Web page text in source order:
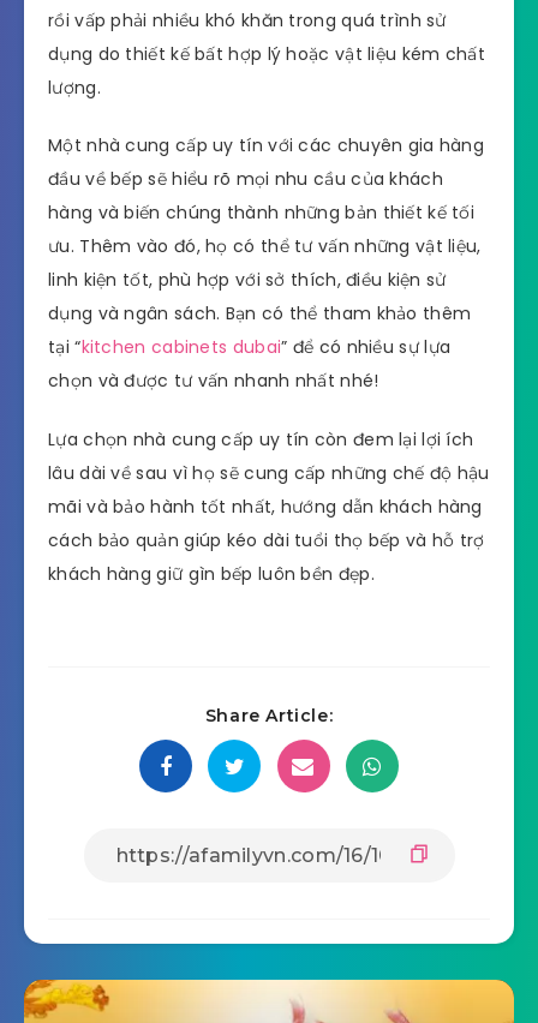
rồi vấp phải nhiều khó khăn trong quá trình sử
dụng do thiết kế bất hợp lý hoặc vật liệu kém chất
lượng.
Một nhà cung cấp uy tín với các chuyên gia hàng
đầu về bếp sẽ hiểu rõ mọi nhu cầu của khách
hàng và biến chúng thành những bản thiết kế tối
ưu. Thêm vào đó, họ có thể tư vấn những vật liệu,
linh kiện tốt, phù hợp với sở thích, điều kiện sử
dụng và ngân sách. Bạn có thể tham khảo thêm
tại “kitchen cabinets dubai” để có nhiều sự lựa
chọn và được tư vấn nhanh nhất nhé!
Lựa chọn nhà cung cấp uy tín còn đem lại lợi ích
lâu dài về sau vì họ sẽ cung cấp những chế độ hậu
mãi và bảo hành tốt nhất, hướng dẫn khách hàng
cách bảo quản giúp kéo dài tuổi thọ bếp và hỗ trợ
khách hàng giữ gìn bếp luôn bền đẹp.
Share Article: